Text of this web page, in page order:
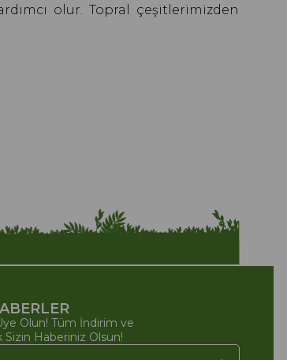
olur. Topral çeşitlerimizden
Olun! Tüm İndirim ve
Sizin Haberiniz Olsun!